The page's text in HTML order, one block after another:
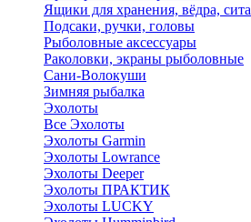
Ящики для хранения, вёдра, сита
Подсаки, ручки, головы
Рыболовные аксессуары
Раколовки, экраны рыболовные
Сани-Волокуши
Зимняя рыбалка
Эхолоты
Все Эхолоты
Эхолоты Garmin
Эхолоты Lowrance
Эхолоты Deeper
Эхолоты ПРАКТИК
Эхолоты LUCKY